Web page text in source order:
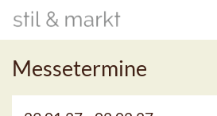
Messetermine